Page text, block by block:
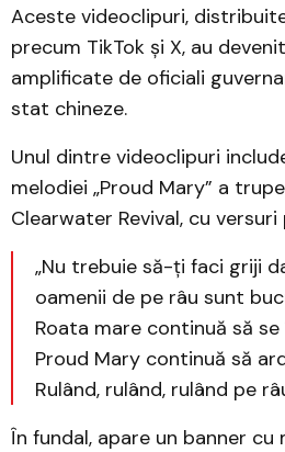
Aceste videoclipuri,
precum TikTok și X, au
amplificate de oficiali
stat chineze. ​
Unul dintre videoclipuri
melodiei „Proud Mary” a
Clearwater Revival, cu versuri
„Nu trebuie să-ți faci griji
oamenii de pe râu sunt
Roata mare continuă să
Proud Mary continuă să
Rulând, rulând, rulând pe
În fundal, apare un banner cu